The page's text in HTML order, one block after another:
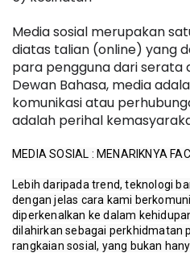
Media sosial merupakan
diatas talian (online) yang
para pengguna dari serata
Dewan Bahasa, media
komunikasi atau
adalah perihal
MEDIA SOSIAL : MENARIKNYA
Lebih daripada trend, teknologi
dengan jelas cara kami
diperkenalkan ke dalam
dilahirkan sebagai perkhidmatan
rangkaian sosial, yang bukan